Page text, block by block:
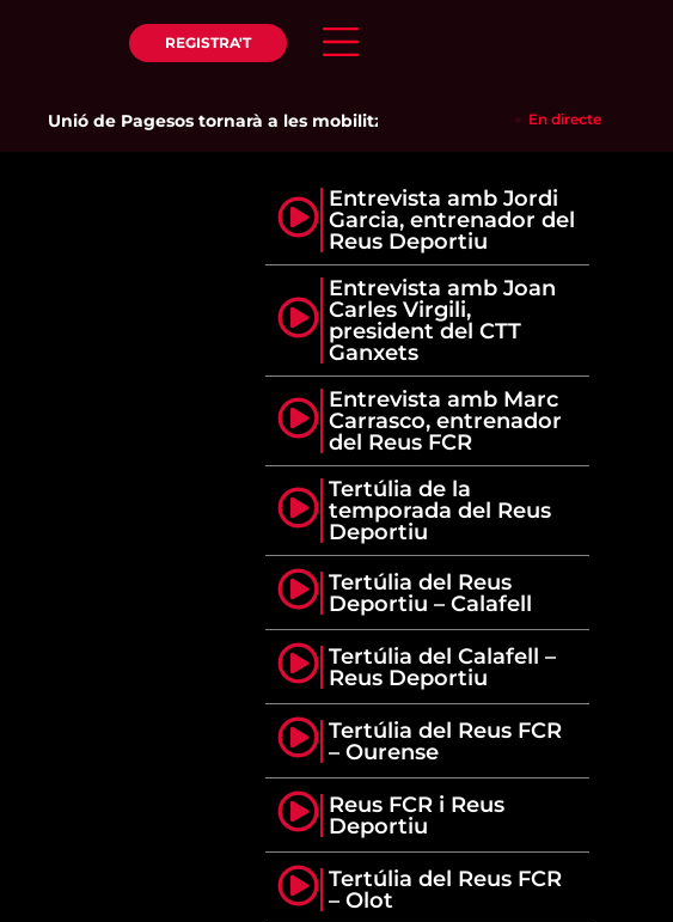
REGISTRA'T
Unió de Pagesos tornarà a les mobilitzacions per defensar els cultius de
En directe
Entrevista amb Jordi
Garcia, entrenador del
Reus Deportiu
Entrevista amb Joan
Carles Virgili,
president del CTT
Ganxets
Entrevista amb Marc
Carrasco, entrenador
del Reus FCR
Tertúlia de la
temporada del Reus
Deportiu
Tertúlia del Reus
Deportiu – Calafell
Tertúlia del Calafell –
Reus Deportiu
Tertúlia del Reus FCR
– Ourense
Reus FCR i Reus
Deportiu
Tertúlia del Reus FCR
– Olot